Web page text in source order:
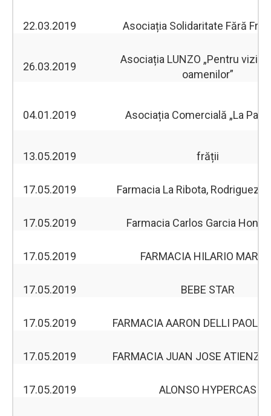
22.03.2019 Asociația Solidaritate Fără
26.03.2019
Asociația LUNZO „Pentru
oamenilor”
04.01.2019 Asociația Comercială „La
13.05.2019 frății
17.05.2019 Farmacia La Ribota, Rodriguez
17.05.2019 Farmacia Carlos Garcia
17.05.2019 FARMACIA HILARIO
17.05.2019 BEBE STAR
17.05.2019 FARMACIA AARON DELLI PAOLI
17.05.2019 FARMACIA JUAN JOSE ATIENZA
17.05.2019 ALONSO HYPERCAS